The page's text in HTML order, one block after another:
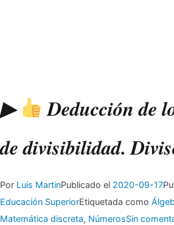
▶
Deducción de
de divisibilidad.
Por Luis MartinPublicado el 2020-09-17
Educación SuperiorEtiquetada como
Matemática discreta, NúmerosSin